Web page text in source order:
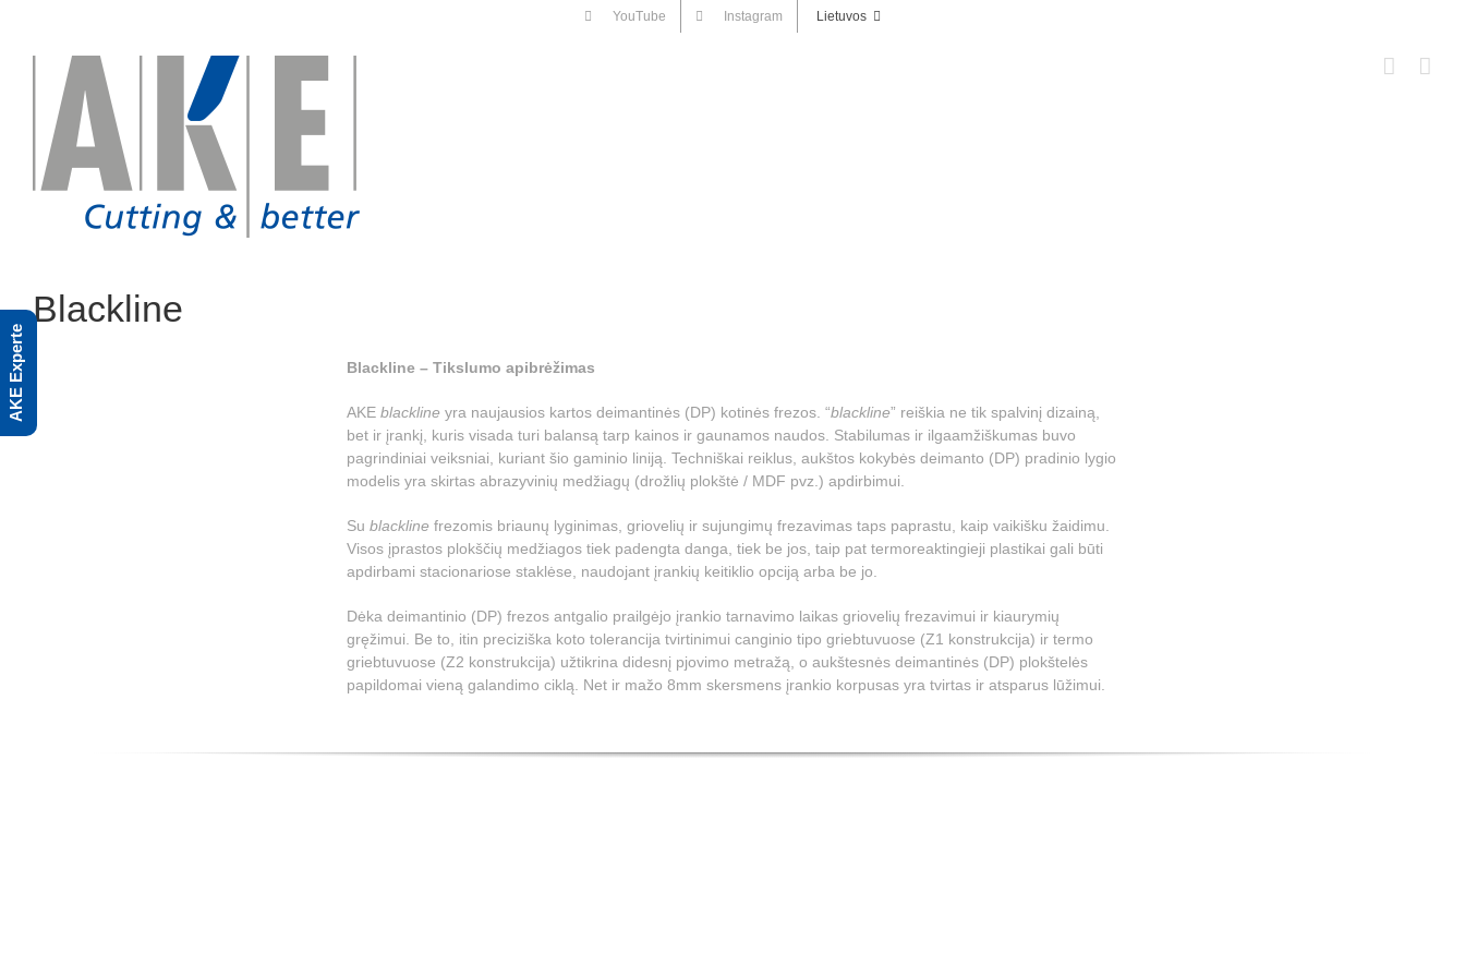
content
YouTube Instagram Lietuvos
Blackline
Blackline – Tikslumo apibrėžimas
AKE blackline yra naujausios kartos deimantinės (DP) kotinės frezos. “blackline” reiškia ne tik spalvinį dizainą,
bet ir įrankį, kuris visada turi balansą tarp kainos ir gaunamos naudos. Stabilumas ir ilgaamžiškumas buvo
pagrindiniai veiksniai, kuriant šio gaminio liniją. Techniškai reiklus, aukštos kokybės deimanto (DP) pradinio lygio
modelis yra skirtas abrazyvinių medžiagų (drožlių plokštė / MDF pvz.) apdirbimui.
Su blackline frezomis briaunų lyginimas, griovelių ir sujungimų frezavimas taps paprastu, kaip vaikišku žaidimu.
Visos įprastos plokščių medžiagos tiek padengta danga, tiek be jos, taip pat termoreaktingieji plastikai gali būti
apdirbami stacionariose staklėse, naudojant įrankių keitiklio opciją arba be jo.
Dėka deimantinio (DP) frezos antgalio prailgėjo įrankio tarnavimo laikas griovelių frezavimui ir kiaurymių
gręžimui. Be to, itin preciziška koto tolerancija tvirtinimui canginio tipo griebtuvuose (Z1 konstrukcija) ir termo
griebtuvuose (Z2 konstrukcija) užtikrina didesnį pjovimo metražą, o aukštesnės deimantinės (DP) plokštelės
papildomai vieną galandimo ciklą. Net ir mažo 8mm skersmens įrankio korpusas yra tvirtas ir atsparus lūžimui.
AKE Experte